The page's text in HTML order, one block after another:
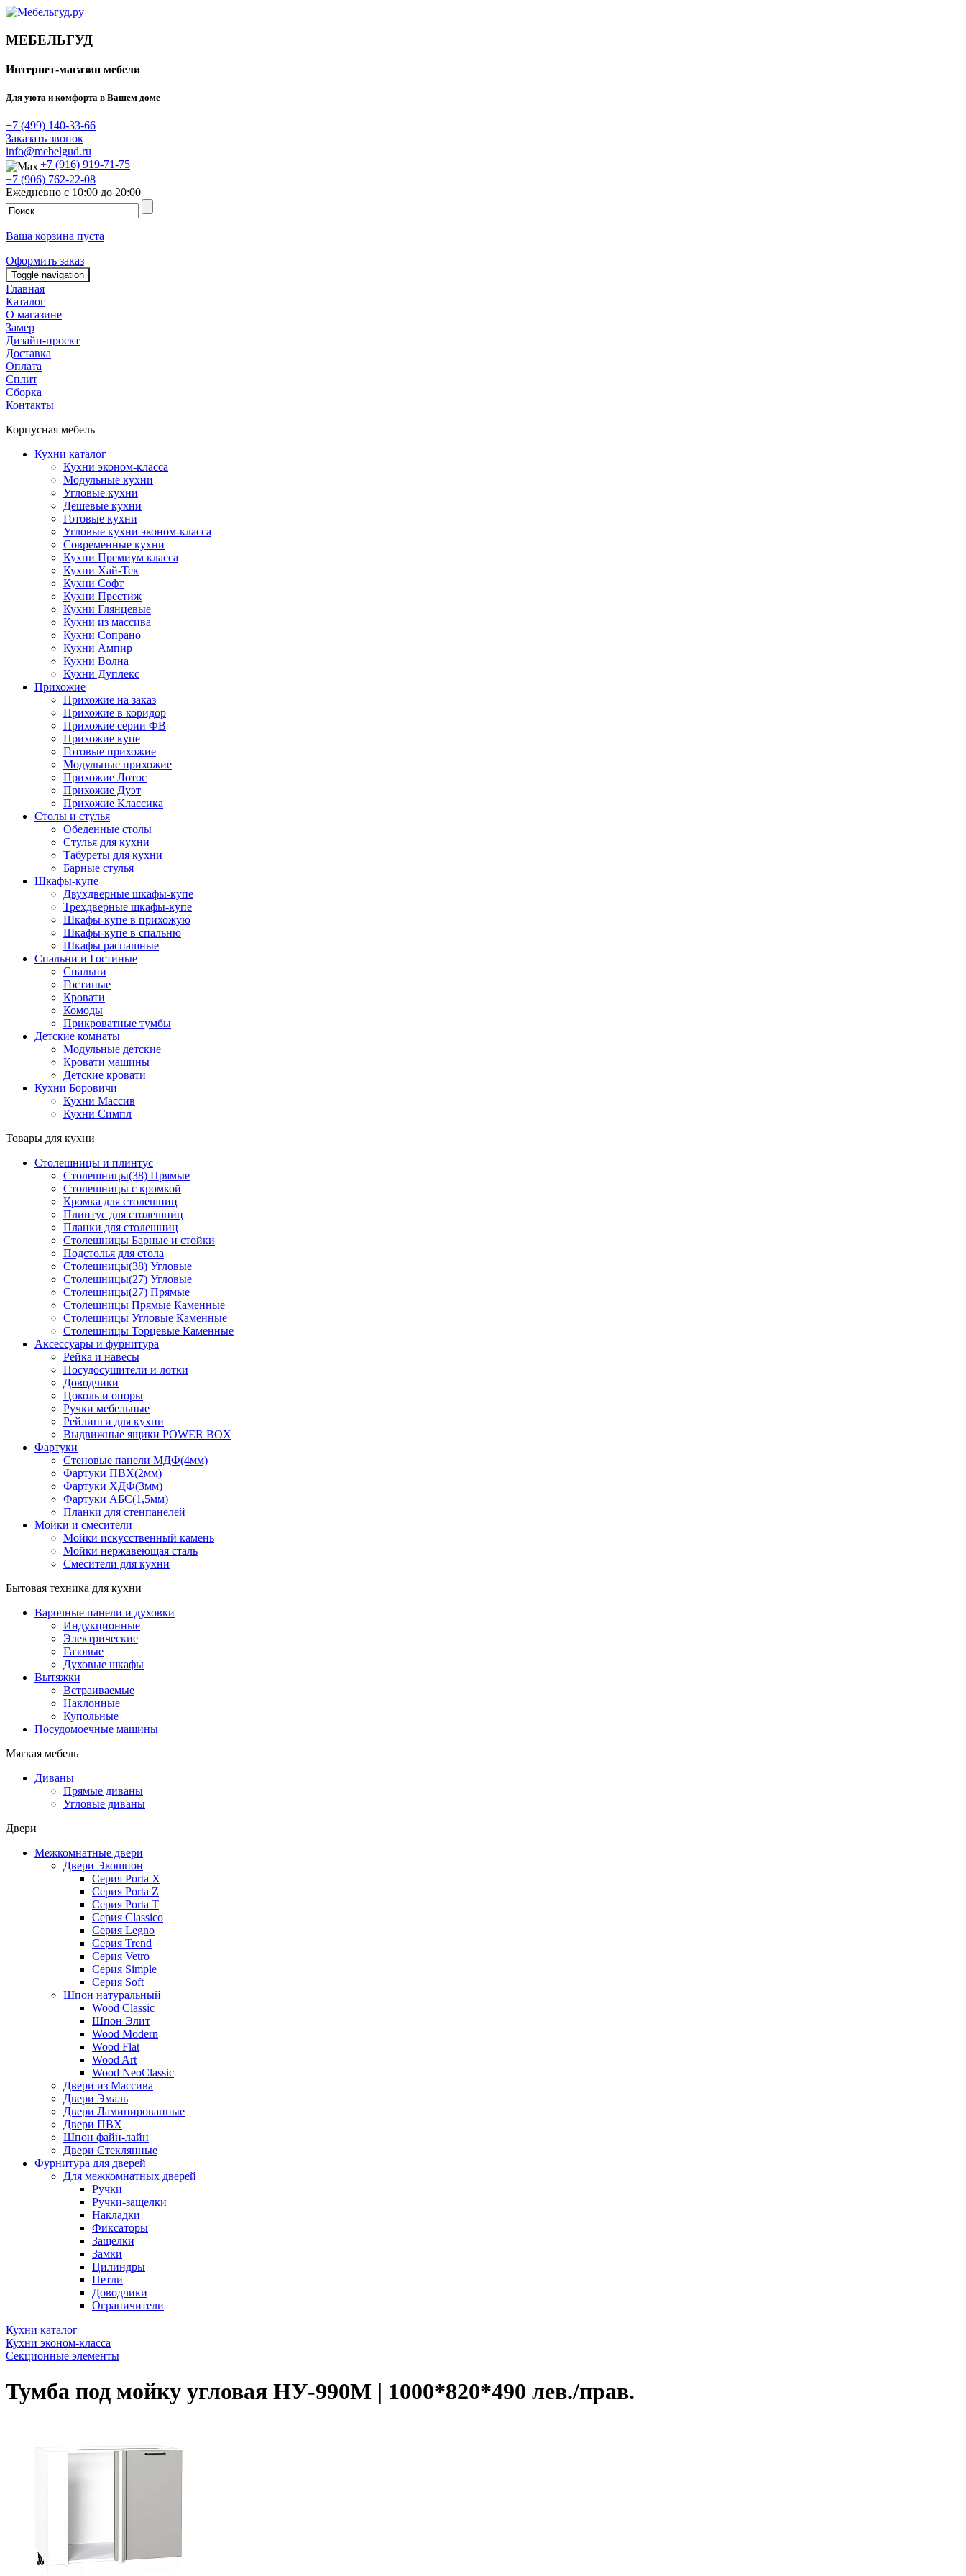
МЕБЕЛЬГУД
Интернет-магазин мебели
Для уюта и комфорта в Вашем доме
+7 (499) 140-33-66
Заказать звонок
info@mebelgud.ru
+7 (916) 919-71-75
+7 (906) 762-22-08
Ежедневно с 10:00 до 20:00
Ваша корзина пуста
Оформить заказ
Toggle navigation
Главная
Каталог
О магазине
Замер
Дизайн-проект
Доставка
Оплата
Сплит
Сборка
Контакты
Корпусная мебель
Кухни каталог
Кухни эконом-класса
Модульные кухни
Угловые кухни
Дешевые кухни
Готовые кухни
Угловые кухни эконом-класса
Современные кухни
Кухни Премиум класса
Кухни Хай-Тек
Кухни Софт
Кухни Престиж
Кухни Глянцевые
Кухни из массива
Кухни Сопрано
Кухни Ампир
Кухни Волна
Кухни Дуплекс
Прихожие
Прихожие на заказ
Прихожие в коридор
Прихожие серии ФВ
Прихожие купе
Готовые прихожие
Модульные прихожие
Прихожие Лотос
Прихожие Дуэт
Прихожие Классика
Столы и стулья
Обеденные столы
Стулья для кухни
Табуреты для кухни
Барные стулья
Шкафы-купе
Двухдверные шкафы-купе
Трехдверные шкафы-купе
Шкафы-купе в прихожую
Шкафы-купе в спальню
Шкафы распашные
Спальни и Гостиные
Спальни
Гостиные
Кровати
Комоды
Прикроватные тумбы
Детские комнаты
Модульные детские
Кровати машины
Детские кровати
Кухни Боровичи
Кухни Массив
Кухни Симпл
Товары для кухни
Столешницы и плинтус
Столешницы(38) Прямые
Столешницы с кромкой
Кромка для столешниц
Плинтус для столешниц
Планки для столешниц
Столешницы Барные и стойки
Подстолья для стола
Столешницы(38) Угловые
Столешницы(27) Угловые
Столешницы(27) Прямые
Столешницы Прямые Каменные
Столешницы Угловые Каменные
Столешницы Торцевые Каменные
Аксессуары и фурнитура
Рейка и навесы
Посудосушители и лотки
Доводчики
Цоколь и опоры
Ручки мебельные
Рейлинги для кухни
Выдвижные ящики POWER BOX
Фартуки
Стеновые панели МДФ(4мм)
Фартуки ПВХ(2мм)
Фартуки ХДФ(3мм)
Фартуки АБС(1,5мм)
Планки для стенпанелей
Мойки и смесители
Мойки искусственный камень
Мойки нержавеющая сталь
Смесители для кухни
Бытовая техника для кухни
Варочные панели и духовки
Индукционные
Электрические
Газовые
Духовые шкафы
Вытяжки
Встраиваемые
Наклонные
Купольные
Посудомоечные машины
Мягкая мебель
Диваны
Прямые диваны
Угловые диваны
Двери
Межкомнатные двери
Двери Экошпон
Серия Porta X
Серия Porta Z
Серия Porta T
Серия Classico
Серия Legno
Серия Trend
Серия Vetro
Серия Simple
Серия Soft
Шпон натуральный
Wood Classic
Шпон Элит
Wood Modern
Wood Flat
Wood Art
Wood NeoClassic
Двери из Массива
Двери Эмаль
Двери Ламинированные
Двери ПВХ
Шпон файн-лайн
Двери Стеклянные
Фурнитура для дверей
Для межкомнатных дверей
Ручки
Ручки-защелки
Накладки
Фиксаторы
Защелки
Замки
Цилиндры
Петли
Доводчики
Ограничители
Кухни каталог
Кухни эконом-класса
Секционные элементы
Тумба под мойку угловая НУ-990М | 1000*820*490 лев./прав.